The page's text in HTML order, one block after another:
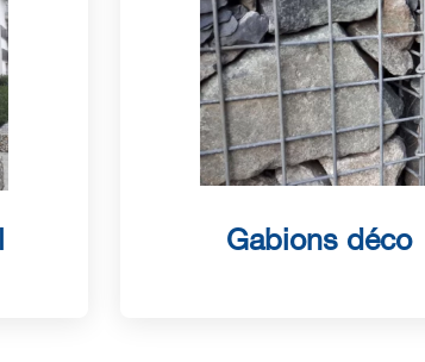
Gabions déco